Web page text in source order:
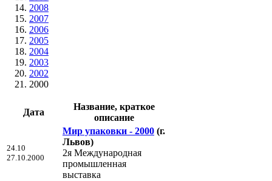
2008
2007
2006
2005
2004
2003
2002
2000
Дата
Название, краткое
описание
24.10
27.10.2000
Мир упаковки - 2000 (г.
Львов)
2я Международная
промышленная
выставка